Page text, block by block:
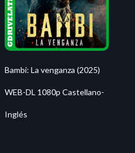
Bambi: La venganza (2025)
WEB-DL 1080p Castellano-
Inglés